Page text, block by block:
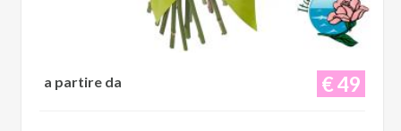
€ 49
a partire da